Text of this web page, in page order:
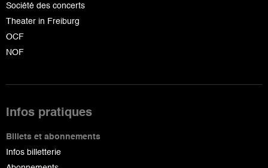
Société des concerts
Theater in Freiburg
OCF
NOF
Infos pratiques
Billets et abonnements
Infos billetterie